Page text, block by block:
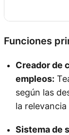
Funciones
Creador de
empleos:
según las
la
Sistema de